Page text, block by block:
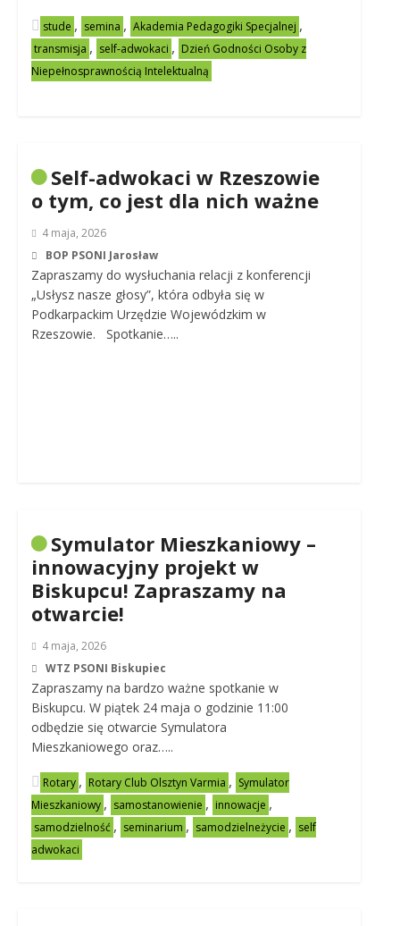
stude , semina , Akademia Pedagogiki Specjalnej ,
transmisja , self-adwokaci , Dzień Godności Osoby z
Niepełnosprawnością Intelektualną
Self-adwokaci w Rzeszowie
o tym, co jest dla nich ważne
4 maja, 2026
BOP PSONI Jarosław
Zapraszamy do wysłuchania relacji z konferencji
„Usłysz nasze głosy”, która odbyła się w
Podkarpackim Urzędzie Wojewódzkim w
Rzeszowie. Spotkanie…..
Symulator Mieszkaniowy –
innowacyjny projekt w
Biskupcu! Zapraszamy na
otwarcie!
4 maja, 2026
WTZ PSONI Biskupiec
Zapraszamy na bardzo ważne spotkanie w
Biskupcu. W piątek 24 maja o godzinie 11:00
odbędzie się otwarcie Symulatora
Mieszkaniowego oraz…..
Rotary , Rotary Club Olsztyn Varmia , Symulator
Mieszkaniowy , samostanowienie , innowacje ,
samodzielność , seminarium , samodzielneżycie , self
adwokaci